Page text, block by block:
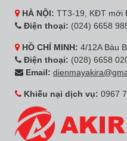
HÀ NỘI: TT3-19, KĐT mới
Điện thoại: (024) 6658
HỒ CHÍ MINH: 4/12A Bàu
Điện thoại: (028) 6658
Email:
Khiếu nại dịch vụ: 0967